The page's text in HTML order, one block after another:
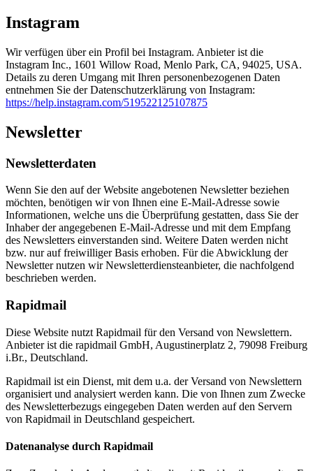
Instagram
Wir verfügen über ein Profil bei Instagram. Anbieter ist die
Instagram Inc., 1601 Willow Road, Menlo Park, CA, 94025, USA.
Details zu deren Umgang mit Ihren personenbezogenen Daten
entnehmen Sie der Datenschutzerklärung von Instagram:
https://help.instagram.com/519522125107875
Newsletter
Newsletter­daten
Wenn Sie den auf der Website angebotenen Newsletter beziehen
möchten, benötigen wir von Ihnen eine E-Mail-Adresse sowie
Informationen, welche uns die Überprüfung gestatten, dass Sie der
Inhaber der angegebenen E-Mail-Adresse und mit dem Empfang
des Newsletters einverstanden sind. Weitere Daten werden nicht
bzw. nur auf freiwilliger Basis erhoben. Für die Abwicklung der
Newsletter nutzen wir Newsletterdiensteanbieter, die nachfolgend
beschrieben werden.
Rapidmail
Diese Website nutzt Rapidmail für den Versand von Newslettern.
Anbieter ist die rapidmail GmbH, Augustinerplatz 2, 79098 Freiburg
i.Br., Deutschland.
Rapidmail ist ein Dienst, mit dem u.a. der Versand von Newslettern
organisiert und analysiert werden kann. Die von Ihnen zum Zwecke
des Newsletterbezugs eingegeben Daten werden auf den Servern
von Rapidmail in Deutschland gespeichert.
Datenanalyse durch Rapidmail